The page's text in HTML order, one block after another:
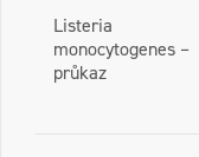
Listeria
monocytogenes –
průkaz